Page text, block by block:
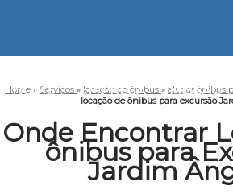
HOME EMPRESA MISSÃO
Home » Serviços » locação de ônibus » alugar ônibus
locação de ônibus para excursão
Onde Encontrar
ônibus para
Jardim